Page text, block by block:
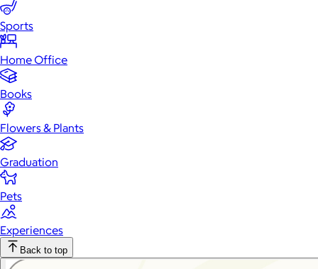
Sports
Home Office
Books
Flowers & Plants
Graduation
Pets
Experiences
Back to top